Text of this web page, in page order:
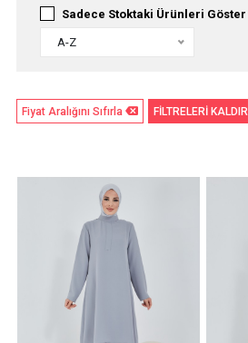
Sadece Stoktaki Ürünleri Göster
A-Z
Fiyat Aralığını Sıfırla FİLTRELERİ KALDIR